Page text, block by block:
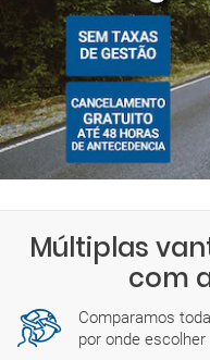
Múltiplas
com
Comparamos
por onde escolher